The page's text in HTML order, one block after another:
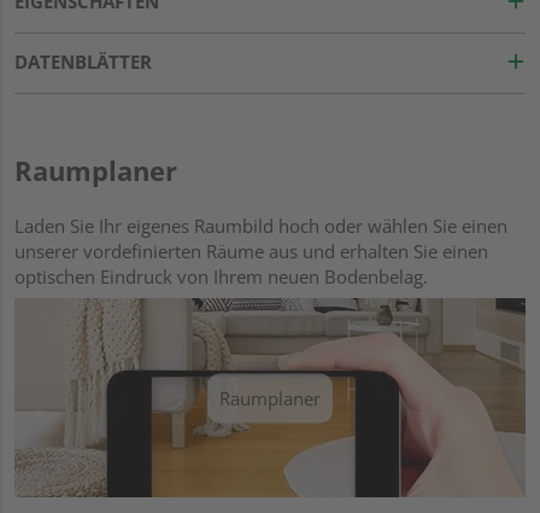
DATENBLÄTTER
Raumplaner
Laden Sie Ihr eigenes Raumbild hoch oder wählen Sie einen
unserer vordefinierten Räume aus und erhalten Sie einen
optischen Eindruck von Ihrem neuen Bodenbelag.
Raumplaner